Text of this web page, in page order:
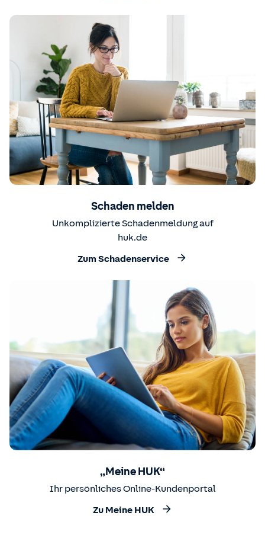
Schaden melden
Unkomplizierte Schadenmeldung auf
huk.de
Zum Schadenservice
„Meine HUK“
Ihr persönliches Online-Kundenportal
Zu Meine HUK